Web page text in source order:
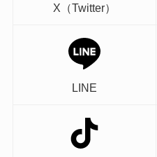
X（Twitter）
LINE